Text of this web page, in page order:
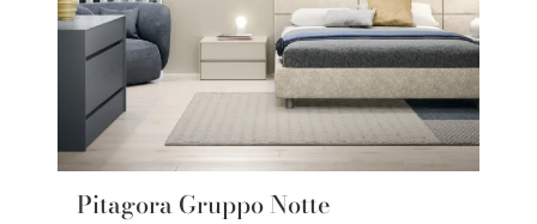
Pitagora Gruppo Notte